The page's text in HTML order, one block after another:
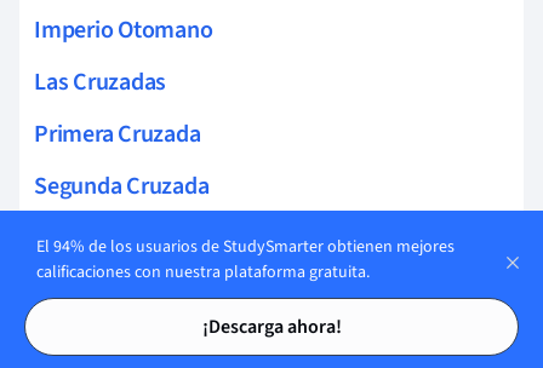
Tarjetas de estudio
Tarjetas de estudio
Imperio Otomano
Las Cruzadas
Primera Cruzada
Segunda Cruzada
Tercera Cruzada
Saladino
Imperio Bizantino
El 94% de los usuarios de StudySmarter obtienen mejores
calificaciones con nuestra plataforma gratuita.
¡Descarga ahora!